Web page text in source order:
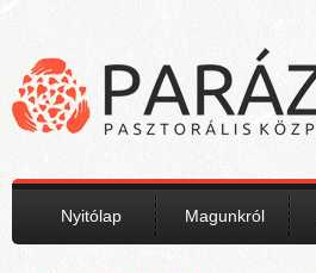
Nyitólap Magunkról